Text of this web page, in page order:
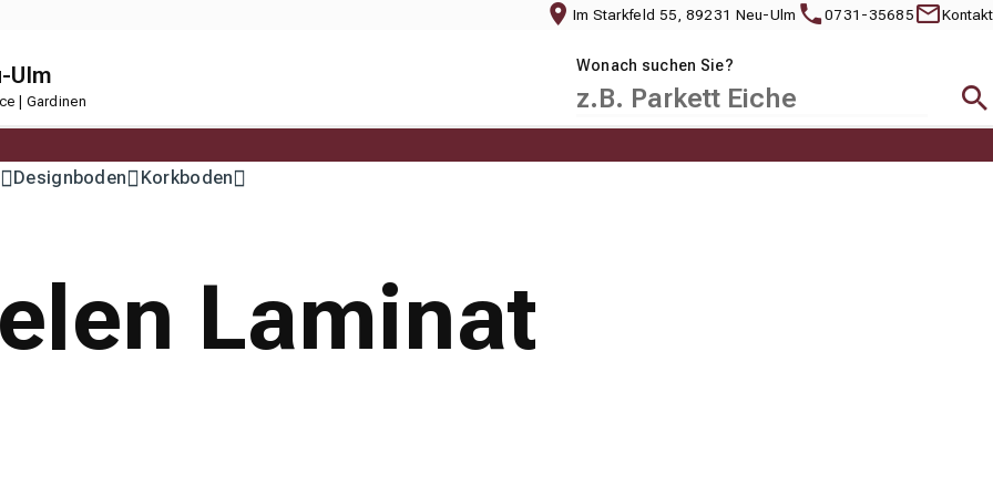
Im Starkfeld 55, 89231 Neu-Ulm 0731-35685 Kontakt
Ulm
| Gardinen
Wonach suchen Sie?
Designboden Korkboden
Laminat